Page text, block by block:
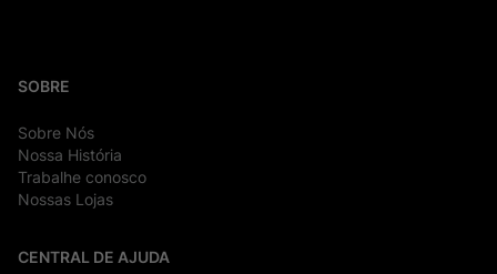
SOBRE
Sobre Nós
Nossa História
Trabalhe conosco
Nossas Lojas
CENTRAL DE AJUDA